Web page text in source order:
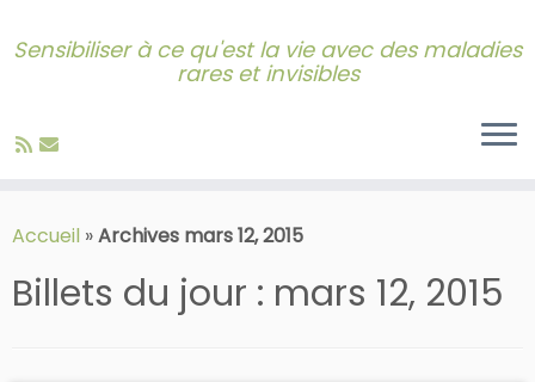
to
Sensibiliser à ce qu'est la vie avec des maladies
rares et invisibles
Accueil »Archives mars 12, 2015
Billets du jour : mars 12, 2015